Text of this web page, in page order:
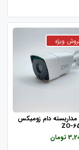
مداربسته دام زومیکس